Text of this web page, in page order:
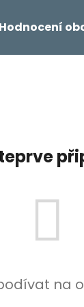
Hodnocení
na